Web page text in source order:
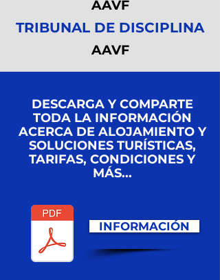
AAVF
TRIBUNAL DE DISCIPLINA
AAVF
DESCARGA Y COMPARTE
TODA LA INFORMACIÓN
ACERCA DE ALOJAMIENTO Y
SOLUCIONES TURÍSTICAS,
TARIFAS, CONDICIONES Y
MÁS...
INFORMACIÓN